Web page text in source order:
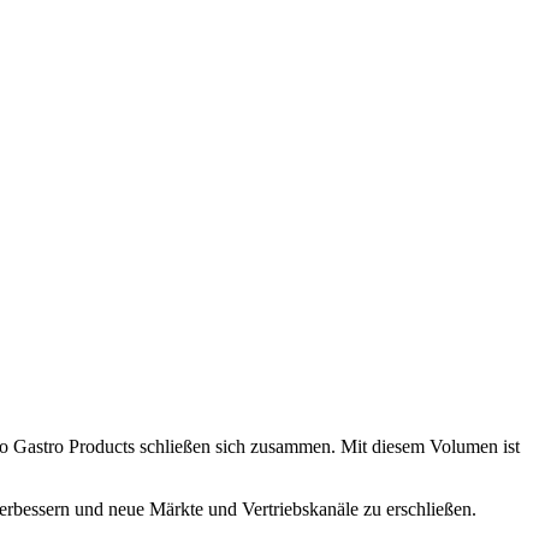
Products schließen sich zusammen. Mit diesem Volumen ist
und neue Märkte und Vertriebskanäle zu erschließen.